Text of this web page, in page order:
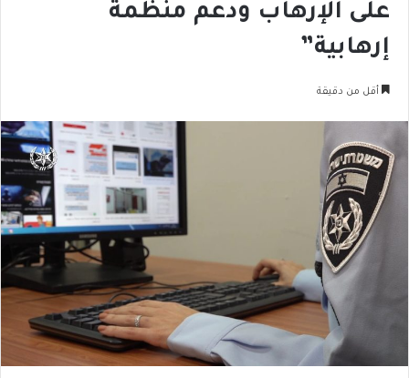
على الإرهاب ودعم منظمة
إرهابية”
أقل من دقيقة